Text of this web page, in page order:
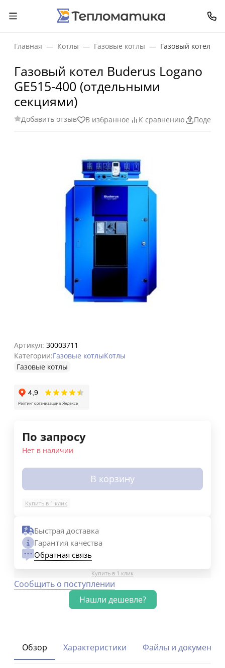
Главная Котлы Газовые котлы Газовый котел
Газовый котел Buderus Logano
GE515-400 (отдельными
секциями)
Добавить отзыв В избранное К сравнению
Артикул: 30003711
Категории:Газовые котлыКотлы
Газовые котлы
По запросу
Нет в наличии
В корзину
Купить в 1 клик
Быстрая доставка
Гарантия качества
Обратная связь
Купить в 1 клик
Сообщить о поступлении
Обзор Характеристики Файлы и документы